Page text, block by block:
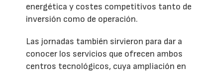
energética y costes competitivos tanto de
inversión como de operación.
Las jornadas también sirvieron para dar a
conocer los servicios que ofrecen ambos
centros tecnológicos, cuya ampliación en